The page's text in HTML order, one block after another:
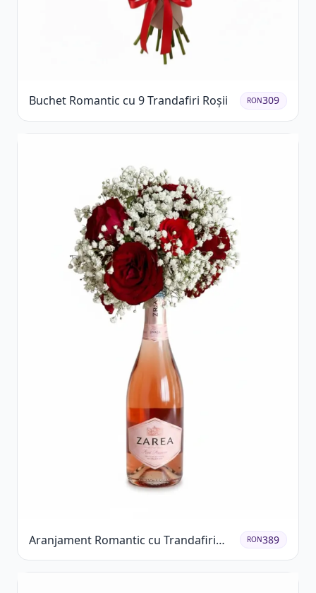
Buchet Romantic cu 9 Trandafiri Roșii RON309
Aranjament Romantic cu Trandafiri
Roșii și Șampanie rose
RON389